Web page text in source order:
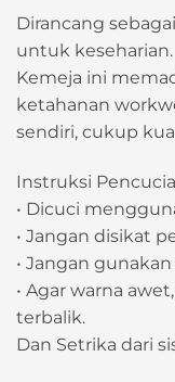
Dirancang
untuk keseharian.
Kemeja ini
ketahanan
sendiri, cukup
Instruksi
• Dicuci
• Jangan disikat
• Jangan
• Agar warna
terbalik.
Dan Setrika dari